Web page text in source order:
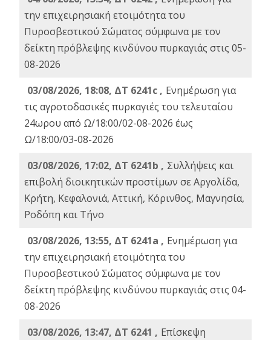
την επιχειρησιακή ετοιμότητα του
Πυροσβεστικού Σώματος σύμφωνα με τον
δείκτη πρόβλεψης κινδύνου πυρκαγιάς στις 05-
08-2026
03/08/2026, 18:08, ΔΤ 6241c , Ενημέρωση για
τις αγροτοδασικές πυρκαγιές του τελευταίου
24ωρου από Ω/18:00/02-08-2026 έως
Ω/18:00/03-08-2026
03/08/2026, 17:02, ΔΤ 6241b , Συλλήψεις και
επιβολή διοικητικών προστίμων σε Αργολίδα,
Κρήτη, Κεφαλονιά, Αττική, Κόρινθος, Μαγνησία,
Ροδόπη και Τήνο
03/08/2026, 13:55, ΔΤ 6241a , Ενημέρωση για
την επιχειρησιακή ετοιμότητα του
Πυροσβεστικού Σώματος σύμφωνα με τον
δείκτη πρόβλεψης κινδύνου πυρκαγιάς στις 04-
08-2026
03/08/2026, 13:47, ΔΤ 6241 , Επίσκεψη